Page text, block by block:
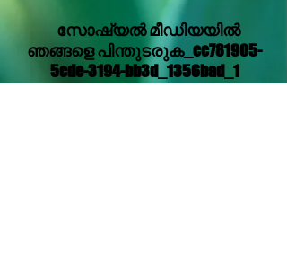
സോഷ്യൽ മീഡിയയിൽ
ഞങ്ങളെ പിന്തുടരുക_cc781905-
5cde-3194-bb3d_1356bad_1